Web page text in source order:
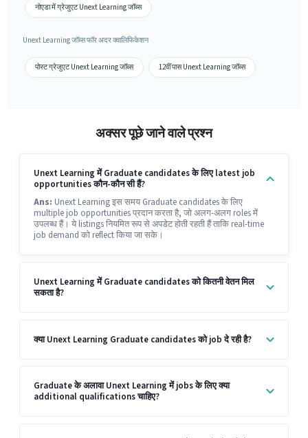
नोएडा में ग्रेजुएट Unext Learning जॉब्स
Unext Learning जॉब्स फॉर अदर क्वालिफिकेशन
पोस्ट ग्रेजुएट Unext Learning जॉब्स 12वीं पास Unext Learning जॉब्स
अक्सर पूछे जाने वाले प्रश्न
Unext Learning में Graduate candidates के लिए latest job
opportunities कौन-कौन सी हैं?
Ans: Unext Learning इस समय Graduate candidates के लिए
multiple job opportunities प्रदान करता है, जो अलग-अलग roles में
उपलब्ध हैं। ये listings नियमित रूप से अपडेट होती रहती हैं ताकि real-time
job demand को reflect किया जा सके।
Unext Learning में Graduate candidates को कितनी वेतन मिल
सकता है?
क्या Unext Learning Graduate candidates को job दे रही है?
Graduate के अलावा Unext Learning में jobs के लिए क्या
additional qualifications चाहिए?